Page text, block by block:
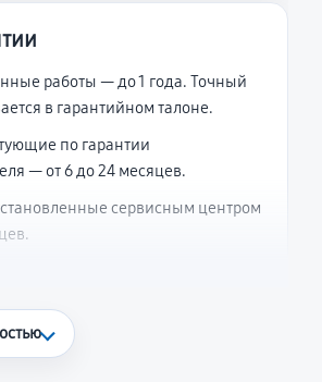
работы — до 1 года. Точный
в гарантийном талоне.
по гарантии
— от 6 до 24 месяцев.
сервисным центром
гарантийным случаем